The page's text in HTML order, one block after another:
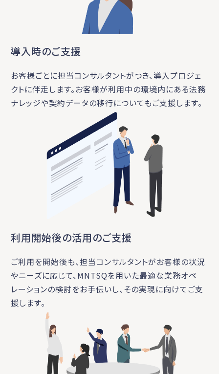
導入時のご支援
お客様ごとに担当コンサルタントがつき、導入プロジェ
クトに伴走します。お客様が利用中の環境内にある法務
ナレッジや契約データの移行についてもご支援します。
利用開始後の活用のご支援
ご利用を開始後も、担当コンサルタントがお客様の状況
やニーズに応じて、MNTSQを用いた最適な業務オペ
レーションの検討をお手伝いし、その実現に向けてご支
援します。